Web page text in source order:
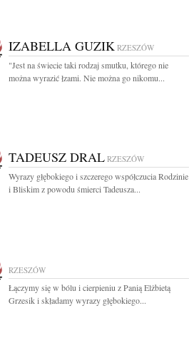
IZABELLA GUZIK RZESZÓW
"Jest na świecie taki rodzaj smutku, którego nie
można wyrazić łzami. Nie można go nikomu...
TADEUSZ DRAL RZESZÓW
Wyrazy głębokiego i szczerego współczucia Rodzinie
i Bliskim z powodu śmierci Tadeusza...
RZESZÓW
Łączymy się w bólu i cierpieniu z Panią Elżbietą
Grzesik i składamy wyrazy głębokiego...